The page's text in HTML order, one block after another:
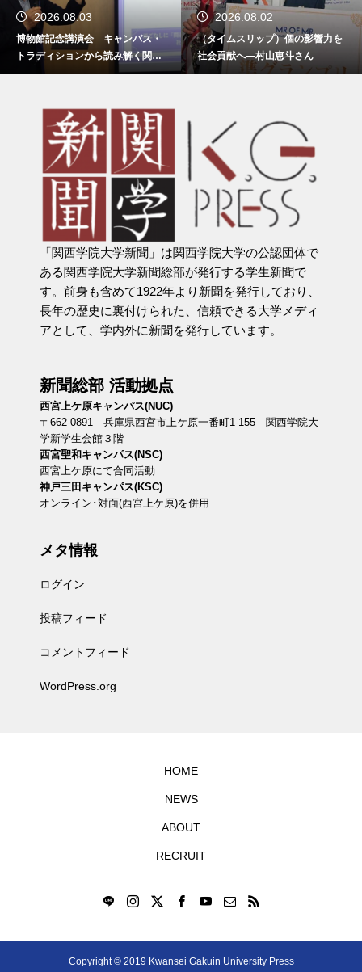
2026.08.03
博物館記念講演会 キャンパス・
トラディションから読み解く関西
学院
2026.08.02
（タイムスリップ）個の影響力を
社会貢献へ―村山恵斗さん
「関西学院大学新聞」は関西学院大学の公認団体で
ある関西学院大学新聞総部が発行する学生新聞で
す。前身も含めて1922年より新聞を発行しており、
長年の歴史に裏付けられた、信頼できる大学メディ
アとして、学内外に新聞を発行しています。
新聞総部 活動拠点
西宮上ケ原キャンパス(NUC)
〒662-0891 兵庫県西宮市上ケ原一番町1-155 関西学院大
学新学生会館３階
西宮聖和キャンパス(NSC)
西宮上ケ原にて合同活動
神戸三田キャンパス(KSC)
オンライン･対面(西宮上ケ原)を併用
メタ情報
ログイン
投稿フィード
コメントフィード
WordPress.org
HOME
NEWS
ABOUT
RECRUIT
Copyright © 2019 Kwansei Gakuin University Press